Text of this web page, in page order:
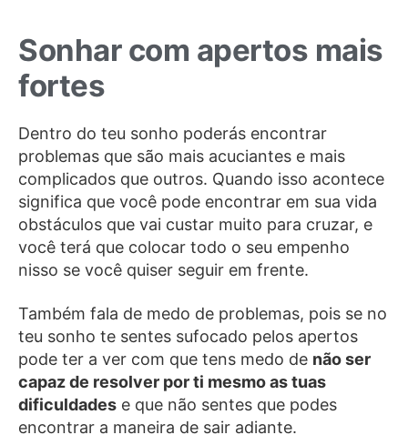
Sonhar com apertos mais
fortes
Dentro do teu sonho poderás encontrar
problemas que são mais acuciantes e mais
complicados que outros. Quando isso acontece
significa que você pode encontrar em sua vida
obstáculos que vai custar muito para cruzar, e
você terá que colocar todo o seu empenho
nisso se você quiser seguir em frente.
Também fala de medo de problemas, pois se no
teu sonho te sentes sufocado pelos apertos
pode ter a ver com que tens medo de não ser
capaz de resolver por ti mesmo as tuas
dificuldades e que não sentes que podes
encontrar a maneira de sair adiante.